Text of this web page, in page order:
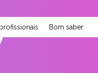
Bom saber